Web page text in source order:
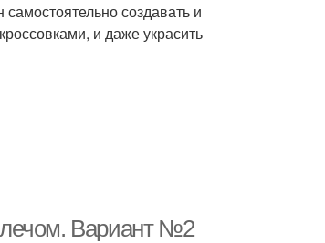
создавать и
и даже украсить
Вариант №2